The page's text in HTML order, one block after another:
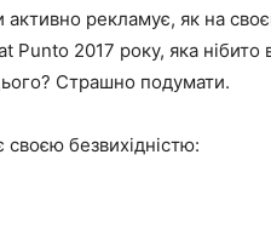
рекламує, як на
Punto 2017 року, яка
Страшно подумати.
безвихідністю: